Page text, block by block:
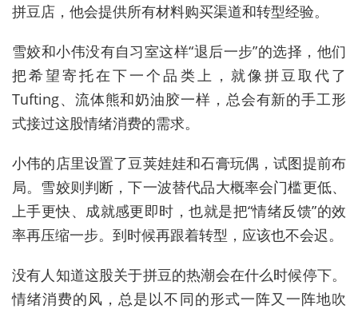
拼豆店，他会提供所有材料购买渠道和转型经验。
雪姣和小伟没有自习室这样“退后一步”的选择，他们
把希望寄托在下一个品类上，就像拼豆取代了
Tufting、流体熊和奶油胶一样，总会有新的手工形
式接过这股情绪消费的需求。
小伟的店里设置了豆荚娃娃和石膏玩偶，试图提前布
局。雪姣则判断，下一波替代品大概率会门槛更低、
上手更快、成就感更即时，也就是把“情绪反馈”的效
率再压缩一步。到时候再跟着转型，应该也不会迟。
没有人知道这股关于拼豆的热潮会在什么时候停下。
情绪消费的风，总是以不同的形式一阵又一阵地吹